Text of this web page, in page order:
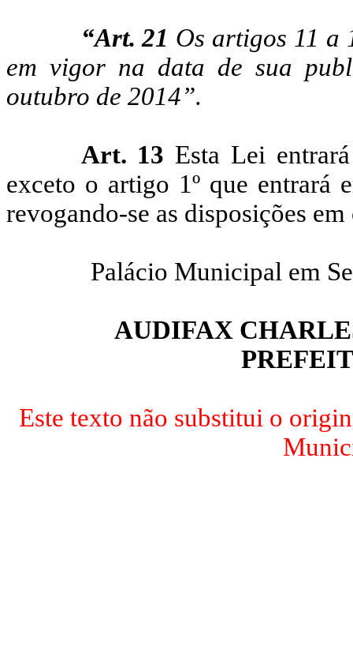
“Art. 21 Os artigos 11 a
em vigor na data de sua
outubro de 2014”.
Art. 13 Esta Lei
exceto o artigo 1º que entrará
revogando-se as disposições
Palácio Municipal em
AUDIFAX
Este texto não substitui o